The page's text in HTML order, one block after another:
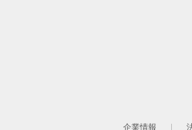
企業情報